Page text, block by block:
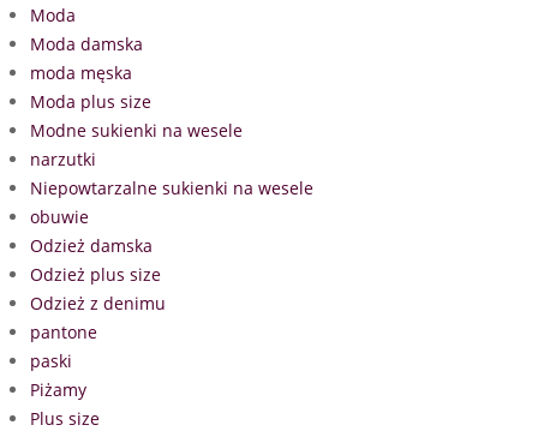
Moda
Moda damska
moda męska
Moda plus size
Modne sukienki na wesele
narzutki
Niepowtarzalne sukienki na wesele
obuwie
Odzież damska
Odzież plus size
Odzież z denimu
pantone
paski
Piżamy
Plus size